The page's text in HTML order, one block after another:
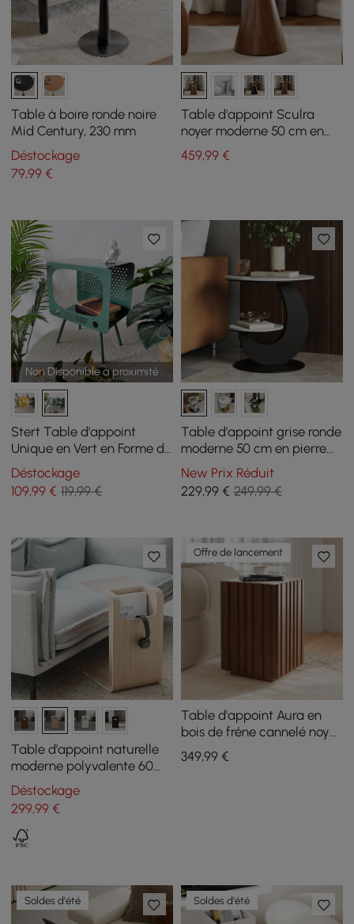
Table à boire ronde noire
Mid Century, 230 mm
Déstockage
79,99 €
Table d'appoint Sculra
noyer moderne 50 cm en
pierre frittée à pied central
459,99€
Non Disponible à proximité
Stert Table d'appoint
Unique en Vert en Forme de
TV Sculpt
Déstockage
109,99 € 119,99 €
Table d'appoint grise ronde
moderne 50 cm en pierre
frittée, à 2 niveaux
New Prix Réduit
229,99€ 249,99 €
Table d'appoint naturelle
moderne polyvalente 60
cm, avec porte-revues
Déstockage
299,99 €
Offre de lancement
Table d'appoint Aura en
bois de frêne cannelé noyer
avec plateau en pierre
frittée
349,99€
Soldes d'été Soldes d'été